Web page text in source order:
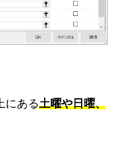
にある土曜や日曜、